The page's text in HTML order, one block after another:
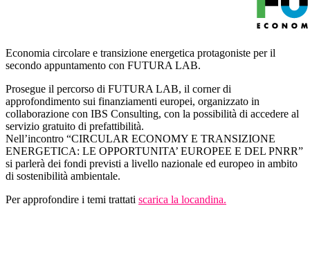
Economia circolare e transizione energetica protagoniste per il
secondo appuntamento con FUTURA LAB.
Prosegue il percorso di FUTURA LAB, il corner di
approfondimento sui finanziamenti europei, organizzato in
collaborazione con IBS Consulting, con la possibilità di accedere al
servizio gratuito di prefattibilità.
Nell’incontro “CIRCULAR ECONOMY E TRANSIZIONE
ENERGETICA: LE OPPORTUNITA’ EUROPEE E DEL PNRR”
si parlerà dei fondi previsti a livello nazionale ed europeo in ambito
di sostenibilità ambientale.
Per approfondire i temi trattati scarica la locandina.